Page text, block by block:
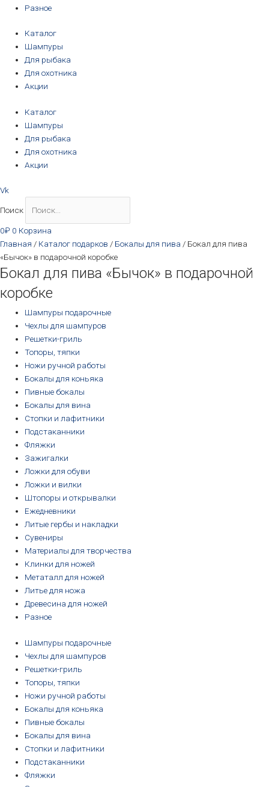
Разное
Каталог
Шампуры
Для рыбака
Для охотника
Акции
Каталог
Шампуры
Для рыбака
Для охотника
Акции
Vk
Поиск
0₽ 0 Корзина
Главная / Каталог подарков / Бокалы для пива / Бокал для пива
«Бычок» в подарочной коробке
Бокал для пива «Бычок» в подарочной
коробке
Шампуры подарочные
Чехлы для шампуров
Решетки-гриль
Топоры, тяпки
Ножи ручной работы
Бокалы для коньяка
Пивные бокалы
Бокалы для вина
Стопки и лафитники
Подстаканники
Фляжки
Зажигалки
Ложки для обуви
Ложки и вилки
Штопоры и открывалки
Ежедневники
Литые гербы и накладки
Сувениры
Материалы для творчества
Клинки для ножей
Метаталл для ножей
Литье для ножа
Древесина для ножей
Разное
Шампуры подарочные
Чехлы для шампуров
Решетки-гриль
Топоры, тяпки
Ножи ручной работы
Бокалы для коньяка
Пивные бокалы
Бокалы для вина
Стопки и лафитники
Подстаканники
Фляжки